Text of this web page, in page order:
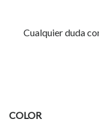
Cualquier duda
COLOR